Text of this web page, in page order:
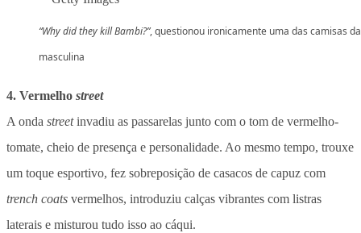
“Why did they kill Bambi?”, questionou ironicamente uma das camisas
masculina
4. Vermelho street
A onda streetinvadiu as passarelas junto com o tom de vermelho-
tomate, cheio de presença e personalidade. Ao mesmo tempo, trouxe
um toque esportivo, fez sobreposição de casacos de capuz com
trench coats vermelhos, introduziu calças vibrantes com listras
laterais e misturou tudo isso ao cáqui.